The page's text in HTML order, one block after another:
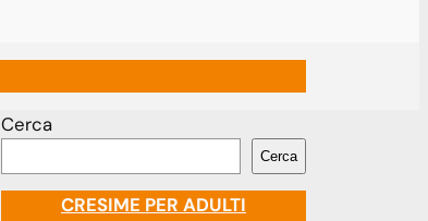
Cerca
Cerca
CRESIME PER ADULTI